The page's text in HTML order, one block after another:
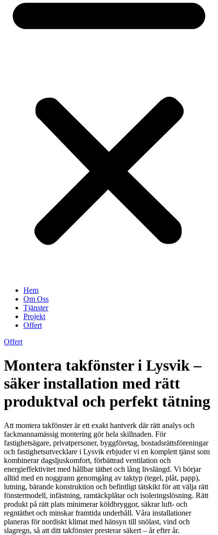
Hem
Om Oss
Tjänster
Projekt
Offert
Offert
Montera takfönster i Lysvik –
säker installation med rätt
produktval och perfekt tätning
Att montera takfönster är ett exakt hantverk där rätt analys och
fackmannamässig montering gör hela skillnaden. För
fastighetsägare, privatpersoner, byggföretag, bostadsrättsföreningar
och fastighetsutvecklare i Lysvik erbjuder vi en komplett tjänst som
kombinerar dagsljuskomfort, förbättrad ventilation och
energieffektivitet med hållbar täthet och lång livslängd. Vi börjar
alltid med en noggrann genomgång av taktyp (tegel, plåt, papp),
lutning, bärande konstruktion och befintligt tätskikt för att välja rätt
fönstermodell, infästning, ramtäckplåtar och isoleringslösning. Rätt
produkt på rätt plats minimerar köldbryggor, säkrar luft- och
regntäthet och minskar framtida underhåll. Våra installationer
planeras för nordiskt klimat med hänsyn till snölast, vind och
slagregn, så att ditt takfönster presterar säkert – år efter år.